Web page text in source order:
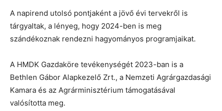
A napirend utolsó pontjaként a jövő évi tervekről is
tárgyaltak, a lényeg, hogy 2024-ben is meg
szándékoznak rendezni hagyományos programjaikat.
A HMDK Gazdaköre tevékenységét 2023-ban is a
Bethlen Gábor Alapkezelő Zrt., a Nemzeti Agrárgazdasági
Kamara és az Agrárminisztérium támogatásával
valósította meg.